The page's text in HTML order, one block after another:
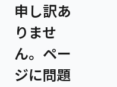
申し訳あ
りませ
ん。ペー
ジに問題